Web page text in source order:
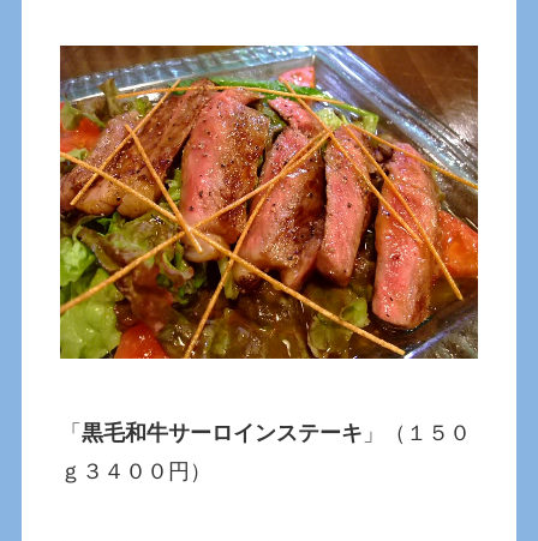
「黒毛和牛サーロインステーキ 」（１５０
ｇ３４００円）